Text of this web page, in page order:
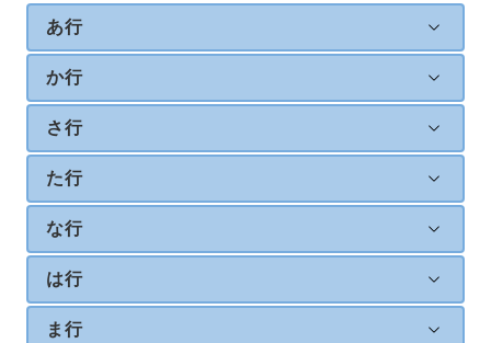
あ行
か行
さ行
た行
な行
は行
ま行